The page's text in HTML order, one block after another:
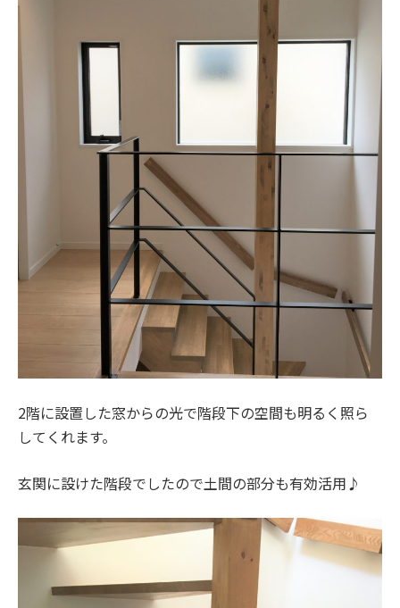
2階に設置した窓からの光で階段下の空間も明るく照ら
してくれます。
玄関に設けた階段でしたので土間の部分も有効活用♪